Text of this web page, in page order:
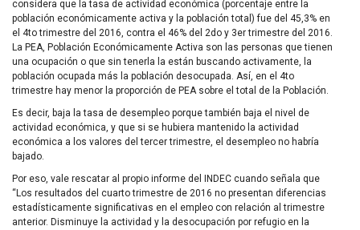
considera que la tasa de actividad económica (porcentaje entre la
población económicamente activa y la población total) fue del 45,3% en
el 4to trimestre del 2016, contra el 46% del 2do y 3er trimestre del 2016.
La PEA , Población Económicamente Activa son las personas que tienen
una ocupación o que sin tenerla la están buscando activamente, la
población ocupada más la población desocupada. Así, en el 4to
trimestre hay menor la proporción de PEA sobre el total de la Población.
Es decir, baja la tasa de desempleo porque también baja el nivel de
actividad económica, y que si se hubiera mantenido la actividad
económica a los valores del tercer trimestre, el desempleo no habría
bajado.
Por eso, vale rescatar al propio informe del INDEC cuando señala que
“Los resultados del cuarto trimestre de 2016 no presentan diferencias
estadísticamente significativas en el empleo con relación al trimestre
anterior. Disminuye la actividad y la desocupación por refugio en la